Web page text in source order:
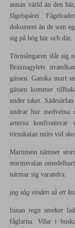
annan värld än den
fågelspåret.
dokument än de som
sig på hög här och där.
Törnsångaren slår sig
Braxnagylets
gässen. Ganska snart
gässen kommer
under taket.
undrar hur medvetna
arterna konfronterar
törnskatan möts vid
Martinson nämner
stormsvalan
närmar sig varandra.
jag såg vinden så ett
Innan regn smeker
fåglarna. Vilar i